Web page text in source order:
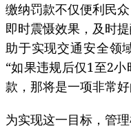
缴纳罚款不仅便利民
即时震慑效果，及时
助于实现交通安全领
“如果违规后仅1至2
款，那将是一项非常
为实现这一目标，管